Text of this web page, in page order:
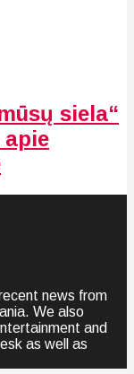
siela“
apie
news from
We also
and
as well as